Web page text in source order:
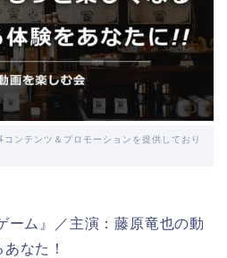
ンテンツ＆プロモーションを提供しており
ーム』／主演：藤原竜也の動
なた！